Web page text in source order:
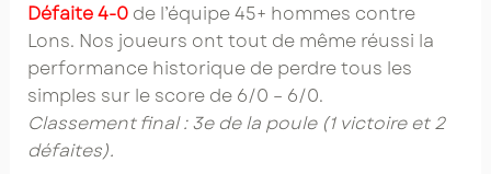
Défaite 4-0de l’équipe 45+ hommes contre
Lons. Nos joueurs ont tout de même réussi la
performance historique de perdre tous les
simples sur le score de 6/0 – 6/0.
Classement final : 3e de la poule (1 victoire et 2
défaites).